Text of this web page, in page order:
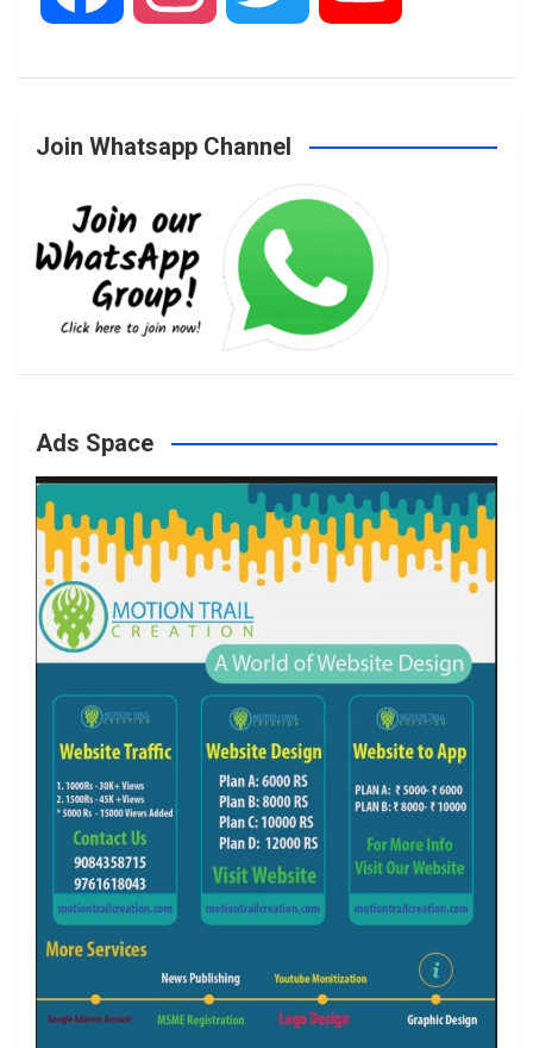
c
e
b
o
k
s
r
a
m
i
r
u
e
Join Whatsapp Channel
Ads Space